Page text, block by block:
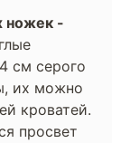
ножек -
см серого
их можно
кроватей.
просвет